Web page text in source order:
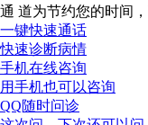
通 道为节约您的时间
一键快速通话
快速诊断病情
手机在线咨询
用手机也可以咨询
QQ随时问诊